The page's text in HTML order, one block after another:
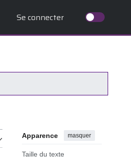
Se connecter
Apparence masquer
Taille du texte